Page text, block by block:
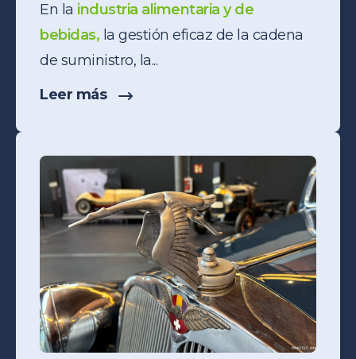
En la industria alimentaria y de
bebidas, la gestión eficaz de la cadena
de suministro, la...
Leer más